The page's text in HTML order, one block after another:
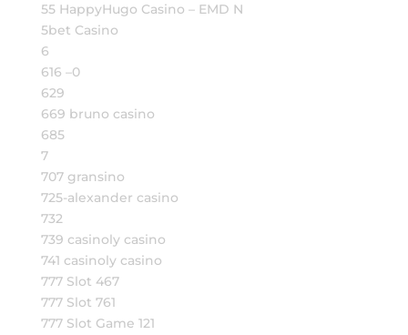
55 HappyHugo Casino – EMD N
5bet Casino
6
616 –0
629
669 bruno casino
685
7
707 gransino
725-alexander casino
732
739 casinoly casino
741 casinoly casino
777 Slot 467
777 Slot 761
777 Slot Game 121